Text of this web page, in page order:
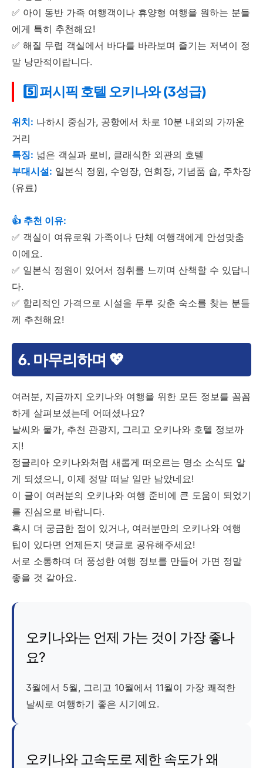
✅ 아이 동반 가족 여행객이나 휴양형 여행을 원하는 분들
에게 특히 추천해요!
✅ 해질 무렵 객실에서 바다를 바라보며 즐기는 저녁이 정
말 낭만적이랍니다.
5️⃣ 퍼시픽 호텔 오키나와 (3성급)
위치: 나하시 중심가, 공항에서 차로 10분 내외의 가까운
거리
특징: 넓은 객실과 로비, 클래식한 외관의 호텔
부대시설: 일본식 정원, 수영장, 연회장, 기념품 숍, 주차장
(유료)
👍 추천 이유:
✅ 객실이 여유로워 가족이나 단체 여행객에게 안성맞춤
이에요.
✅ 일본식 정원이 있어서 정취를 느끼며 산책할 수 있답니
다.
✅ 합리적인 가격으로 시설을 두루 갖춘 숙소를 찾는 분들
께 추천해요!
6. 마무리하며 💖
여러분, 지금까지 오키나와 여행을 위한 모든 정보를 꼼꼼
하게 살펴보셨는데 어떠셨나요?
날씨와 물가, 추천 관광지, 그리고 오키나와 호텔 정보까
지!
정글리아 오키나와처럼 새롭게 떠오르는 명소 소식도 알
게 되셨으니, 이제 정말 떠날 일만 남았네요!
이 글이 여러분의 오키나와 여행 준비에 큰 도움이 되었기
를 진심으로 바랍니다.
혹시 더 궁금한 점이 있거나, 여러분만의 오키나와 여행
팁이 있다면 언제든지 댓글로 공유해주세요!
서로 소통하며 더 풍성한 여행 정보를 만들어 가면 정말
좋을 것 같아요.
오키나와는 언제 가는 것이 가장 좋나
요?
3월에서 5월, 그리고 10월에서 11월이 가장 쾌적한
날씨로 여행하기 좋은 시기예요.
오키나와 고속도로 제한 속도가 왜